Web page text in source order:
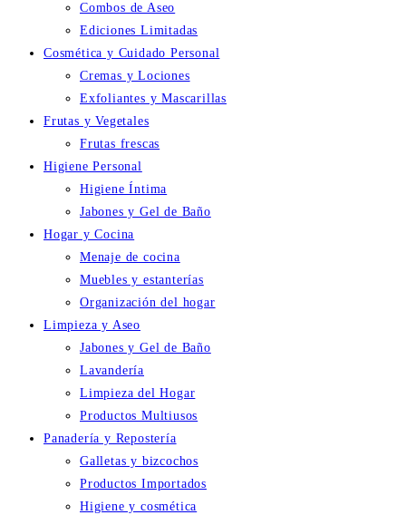
Combos de Aseo
Ediciones Limitadas
Cosmética y Cuidado Personal
Cremas y Lociones
Exfoliantes y Mascarillas
Frutas y Vegetales
Frutas frescas
Higiene Personal
Higiene Íntima
Jabones y Gel de Baño
Hogar y Cocina
Menaje de cocina
Muebles y estanterías
Organización del hogar
Limpieza y Aseo
Jabones y Gel de Baño
Lavandería
Limpieza del Hogar
Productos Multiusos
Panadería y Repostería
Galletas y bizcochos
Productos Importados
Higiene y cosmética